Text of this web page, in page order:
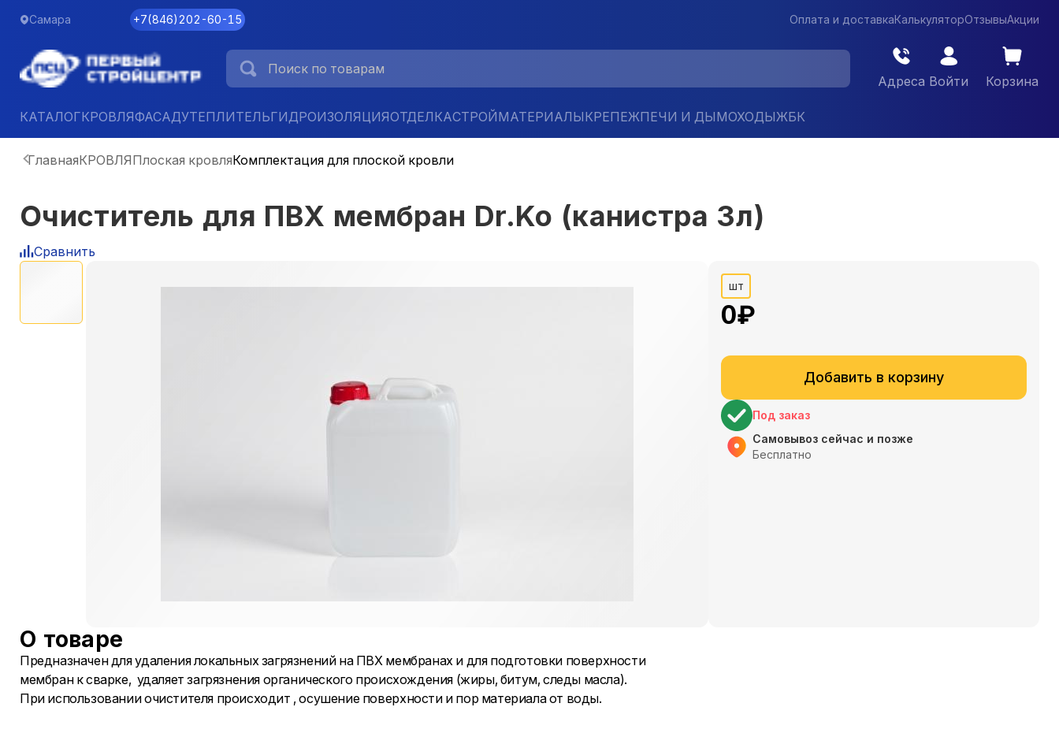
Самара +7(846)202-60-15 Оплата и доставкаКалькуляторОтзывыАкции
Адреса Войти Корзина
КАТАЛОГКРОВЛЯФАСАДУТЕПЛИТЕЛЬГИДРОИЗОЛЯЦИЯОТДЕЛКАСТРОЙМАТЕРИАЛЫКРЕПЕЖПЕЧИ И ДЫМОХОДЫЖБК
ГлавнаяКРОВЛЯПлоская кровляКомплектация для плоской кровли
Очиститель для ПВХ мембран Dr.Ko (канистра 3л)
Сравнить
шт
0₽
Добавить в корзину
Под заказ
Самовывоз сейчас и позже
Бесплатно
О товаре
Предназначен для удаления локальных загрязнений на ПВХ мембранах и для подготовки поверхности
мембран к сварке, удаляет загрязнения органического происхождения (жиры, битум, следы масла).
При использовании очистителя происходит , осушение поверхности и пор материала от воды.